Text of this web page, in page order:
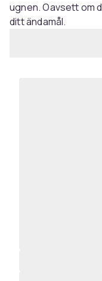
ugnen. Oavsett om
ditt ändamål.